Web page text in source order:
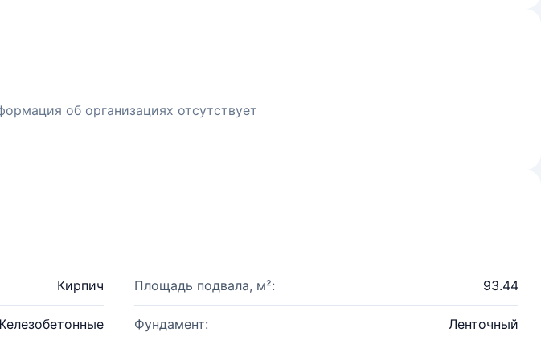
об организациях отсутствует
Кирпич Площадь подвала, м²: 93.44
Фундамент: Ленточный